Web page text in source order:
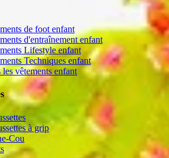
de foot enfant
d'entraînement enfant
Lifestyle enfant
Techniques enfant
les vêtements enfant
à grip
Cou